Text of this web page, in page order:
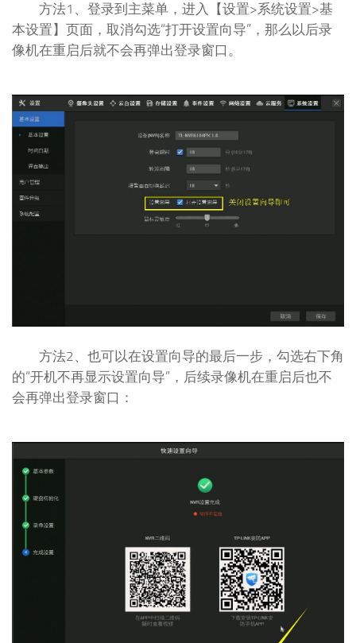
方法1、登录到主菜单，进入【设置>系统设置>基
本设置】页面，取消勾选“打开设置向导”，那么以后录
像机在重启后就不会再弹出登录窗口。
方法2、也可以在设置向导的最后一步，勾选右下角
的“开机不再显示设置向导”，后续录像机在重启后也不
会再弹出登录窗口：